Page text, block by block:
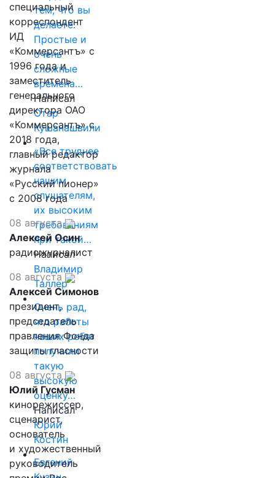
тем, что вы
делаете.
Простые и
очень
сложные
времена…
Написал
Отар
Кушанашвили
«Все труднее
соответствовать
нашим
слушателям,
их высоким
требованиям
при такой…
Написал
Владимир
Таллер
Очень рад,
что работы
наших ребят
получили
такую
высокую
оценку…
Написал
Юрий
Костин
Евгений
специальный
корреспондент
ИД
«Коммерсантъ» с
1996 года и
заместитель
генерального
директора ОАО
«Коммерсантъ» с
2018 года,
главный редактор
журнала
«Русский пионер»
с 2008 года
08 августа
Алексей Осин
радиожурналист
08 августа
Алексей Симонов
президент,
председатель
правления Фонда
защиты гласности
08 августа
Юлий Гусман
кинорежиссер,
сценарист,
основатель
и художественный
руководитель